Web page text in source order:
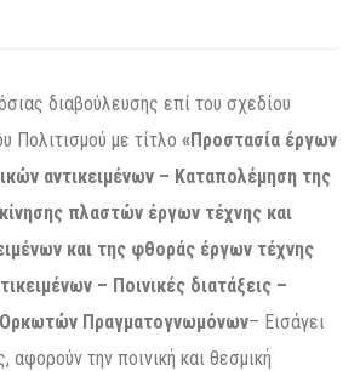
διαβούλευσης επί του σχεδίου
Πολιτισμού με τίτλο «Προστασία έργων
αντικειμένων – Καταπολέμηση της
πλαστών έργων τέχνης και
και της φθοράς έργων τέχνης
– Ποινικές διατάξεις –
Πραγματογνωμόνων– Εισάγει
αφορούν την ποινική και θεσμική